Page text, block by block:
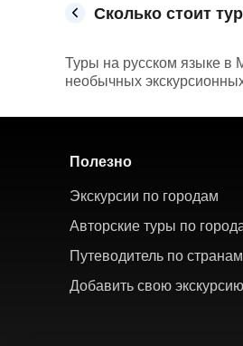
Сколько стоит
Туры на русском языке в
необычных
Полезно
Экскурсии по городам
Авторские туры по
Путеводитель по
Добавить свою экскурсию